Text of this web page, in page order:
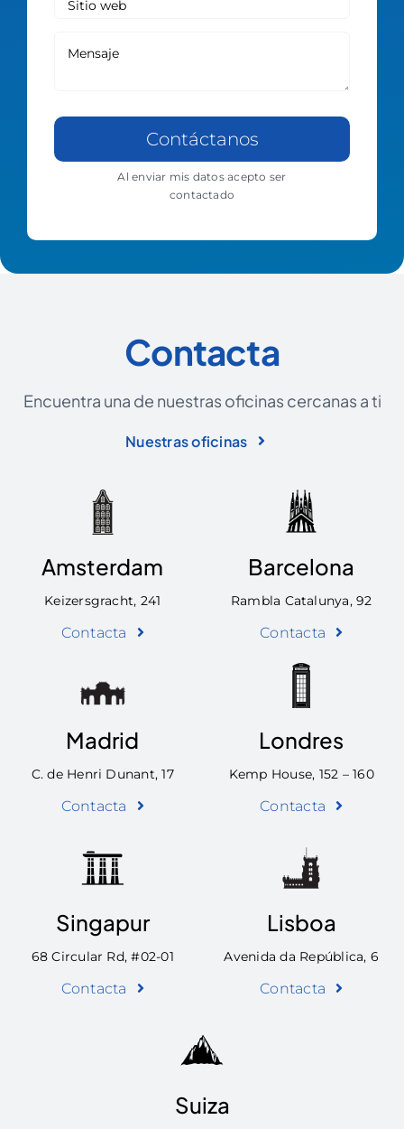
Contáctanos
Al enviar mis datos acepto ser
contactado
Contacta
Encuentra una de nuestras oficinas cercanas a ti
Nuestras oficinas
Amsterdam
Keizersgracht, 241
Contacta
Barcelona
Rambla Catalunya, 92
Contacta
Madrid
C. de Henri Dunant, 17
Contacta
Londres
Kemp House, 152 – 160
Contacta
Singapur
68 Circular Rd, #02-01
Contacta
Lisboa
Avenida da República, 6
Contacta
Suiza